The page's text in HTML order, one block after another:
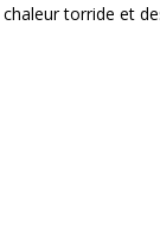
torride et